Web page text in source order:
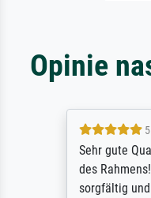
Opinie
5 / 5
Sehr gute
des Rahmens!
sorgfältig und